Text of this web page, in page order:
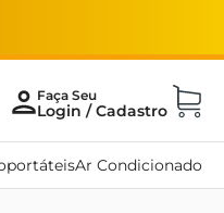
Ar Condicionado